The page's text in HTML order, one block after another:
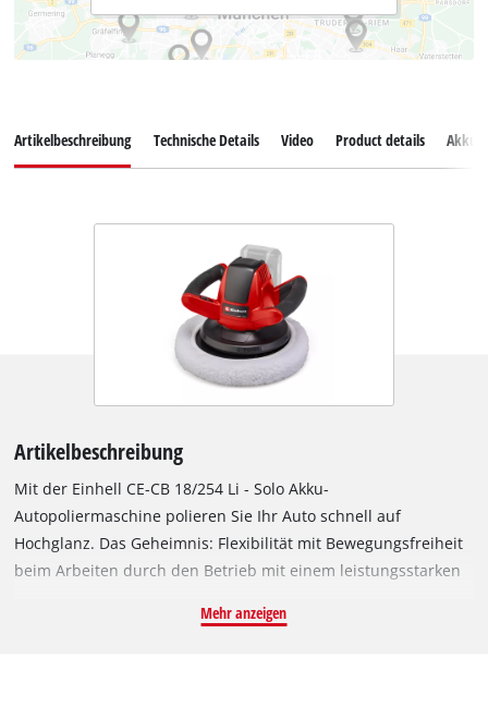
Artikelbeschreibung Technische Details Video Product details
Artikelbeschreibung
Mit der Einhell CE-CB 18/254 Li - Solo Akku-
Autopoliermaschine polieren Sie Ihr Auto schnell auf
Hochglanz. Das Geheimnis: Flexibilität mit Bewegungsfreiheit
beim Arbeiten durch den Betrieb mit einem leistungsstarken
Power X-Change Familie von Einhell und kann in allen Geräten
Mehr anzeigen